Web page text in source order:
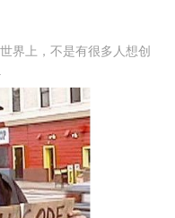
界上，不是有很多人想创